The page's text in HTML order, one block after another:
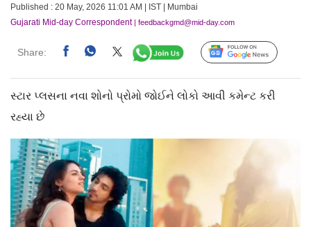
Published : 20 May, 2026 11:01 AM | IST | Mumbai
Gujarati Mid-day Correspondent| feedbackgmd@mid-day.com
Share: Follow Us
સ્ટાર પ્લસના નવા શોનો પ્રોમો જોઈને લોકો આવી કમેન્ટ કરી
રહ્યા છે